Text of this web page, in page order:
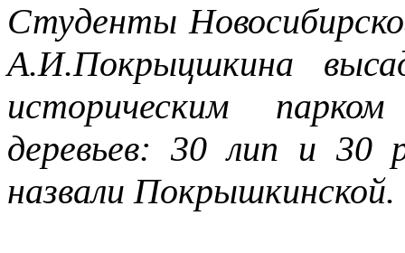
Студенты
А.И.Покрыцшкина
историческим
деревьев: 30 лип и 30
назвали Покрышкинской.